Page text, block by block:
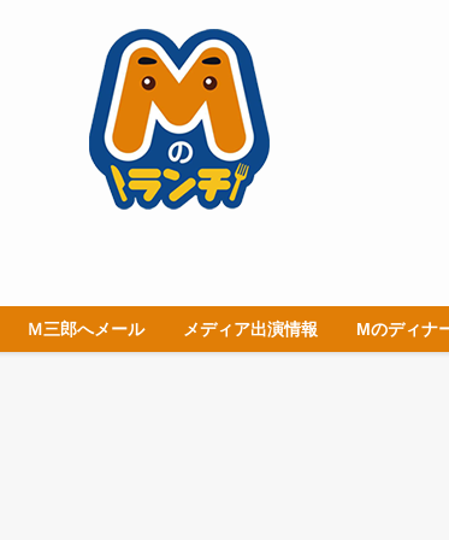
Ｍ三郎へメール メディア出演情報 Mのディナ